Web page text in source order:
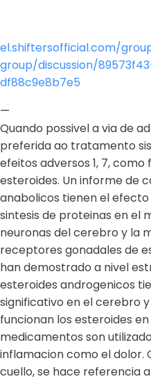
el.shiftersofficial.com/
group/discussion/
df88c9e8b7e5
—
Quando possivel a via de
preferida ao tratamento
efeitos adversos 1, 7,
esteroides. Un informe de
anabolicos tienen el
sintesis de proteinas en el
neuronas del cerebro y la
receptores gonadales de
han demostrado a nivel
esteroides androgenicos
significativo en el cerebro
funcionan los esteroides en
medicamentos son
inflamacion como el dolor.
cuello, se hace referencia